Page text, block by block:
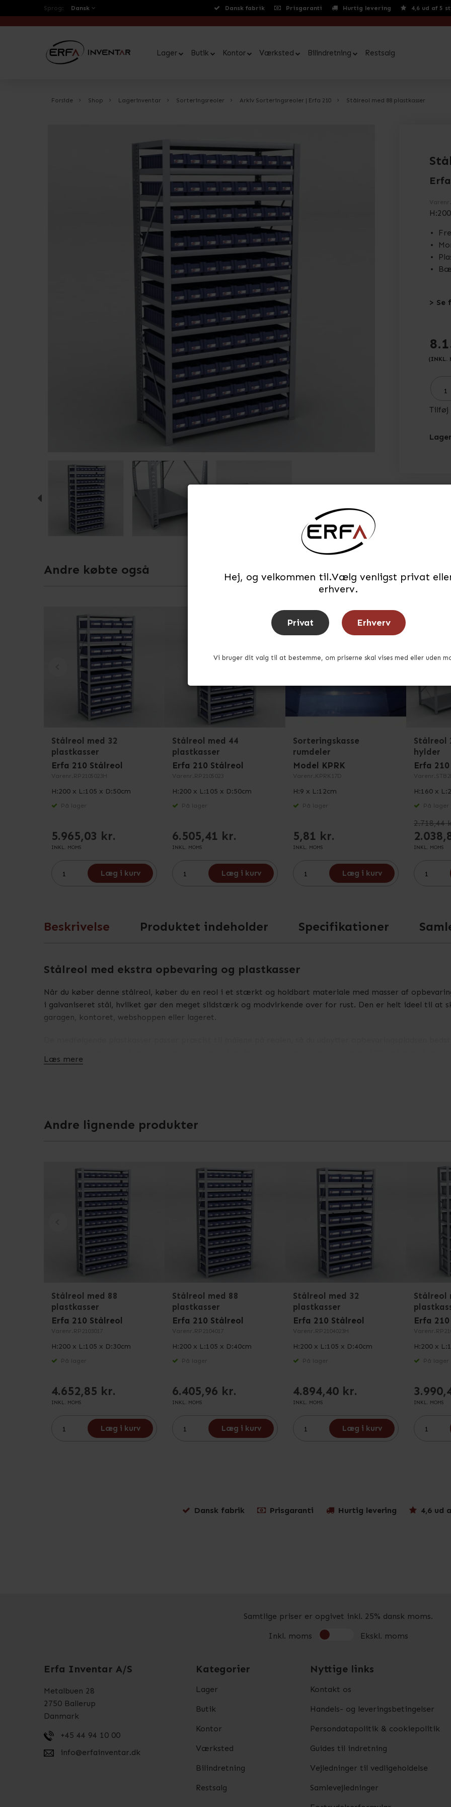
Sprog: Dansk Dansk fabrik Prisgaranti Hurtig levering 4,6 ud af 5
Lager Butik Kontor Værksted Bilindretning Restsalg
Hej, og velkommen til.Vælg venligst privat
erhverv.
Privat Erhverv
Vi bruger dit valg til at bestemme, om priserne skal vises med eller uden
Forside Shop Lagerinventar Sorteringsreoler Arkiv Sorteringsreoler | Erfa 210 Stålreol med 88 plastkasser
Varenr.
> Se
(INKL.
Tilføj
Andre købte også
Stålreol med 32
plastkasser
Erfa 210 Stålreol
Varenr. RP2105023H
H:200 x L:105 x D:50cm
På lager
5.965,03 kr.
INKL. MOMS
Læg i kurv
Stålreol med 44
plastkasser
Erfa 210 Stålreol
Varenr. RP2105023
H:200 x L:105 x D:50cm
På lager
6.505,41 kr.
INKL. MOMS
Læg i kurv
Sorteringskasse
rumdeler
Model KPRK
Varenr. KPRK17D
H:9 x L:12cm
På lager
5,81 kr.
INKL. MOMS
Læg i kurv
Stålreol
hylder
Erfa
Varenr.
H:160 x
På lager
2.718,44
INKL. MOMS
Beskrivelse
Stålreol med ekstra opbevaring og plastkasser
Når du køber denne stålreol, køber du en reol i et stærkt og holdbart materiale med masser af
i galvaniseret stål, hvilket gør den meget slidstærk og modvirkende over for rust. Den er helt ideel til at
garagen, kontoret, webshoppen eller lageret.
intervaller på 2,5 cm, uden brug af værktøj. På den måde får du en stærk reol du kan tilpasse, så den
Ønsker du at bygge videre på denne reol uden kasser, så har du også mulighed for det. Reolen er vores
Garanteret sikker stålreol
Danmark på vores egen fabrik. På den måde sikrer vi, at de lever op til vores høje standarder. For din
produkter på Dansk Teknologisk Institut efter følgende møbelstandarder: EN 14073-2:2004, EN 14073-
Se også specifikationer for dette produkt, for mere information
Læs mere
Produktet indeholder Specifikationer
Andre lignende produkter
Stålreol med 88
plastkasser
Erfa 210 Stålreol
Varenr. RP2103017
H:200 x L:105 x D:30cm
På lager
4.652,85 kr.
INKL. MOMS
Læg i kurv
Stålreol med 88
plastkasser
Erfa 210 Stålreol
Varenr. RP2104017
H:200 x L:105 x D:40cm
På lager
6.405,96 kr.
INKL. MOMS
Læg i kurv
Stålreol med 32
plastkasser
Erfa 210 Stålreol
Varenr. RP2104023H
H:200 x L:105 x D:40cm
På lager
4.894,40 kr.
INKL. MOMS
Læg i kurv
Stålreol
Erfa
Varenr.
H:200 x
På lager
INKL. MOMS
Dansk fabrik Prisgaranti Hurtig levering 4,6 ud
Samtlige priser er opgivet inkl. 25% dansk moms.
Inkl. moms Ekskl. moms
Erfa Inventar A/S
Metalbuen 28
2750 Ballerup
Danmark
+45 44 94 10 00
info@erfainventar.dk
Kategorier
Lager
Butik
Kontor
Værksted
Bilindretning
Restsalg
Nyttige links
Kontakt os
Handels- og leveringsbetingelser
Persondatapolitik & cookiepolitik
Guides til indretning
Vejledninger til vedligeholdelse
Samlevejledninger